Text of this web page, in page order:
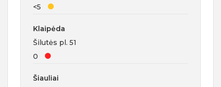
<5
Klaipėda
Šilutės pl. 51
0
Šiauliai